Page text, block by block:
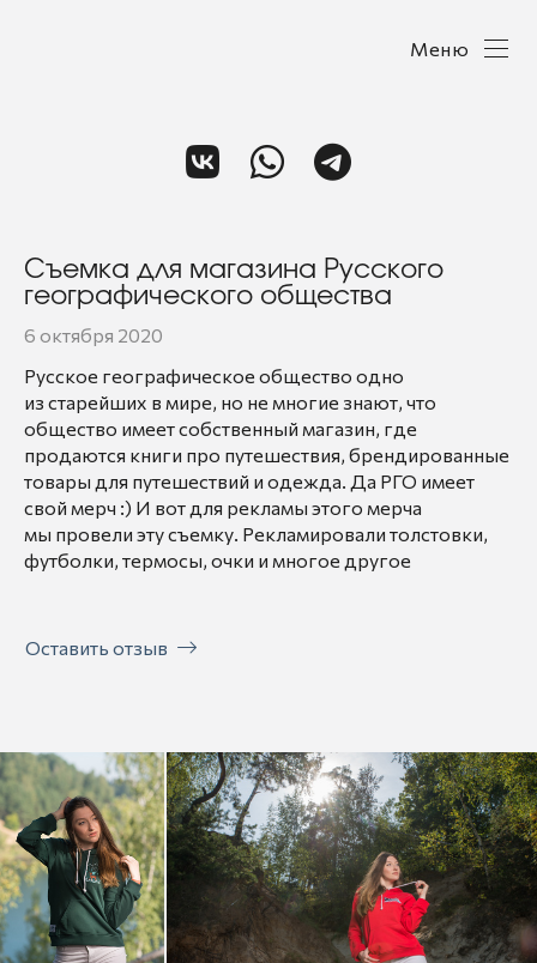
Меню
Съемка для магазина Русского
географического общества
6 октября 2020
Русское географическое общество одно
из старейших в мире, но не многие знают, что
общество имеет собственный магазин, где
продаются книги про путешествия, брендированные
товары для путешествий и одежда. Да РГО имеет
свой мерч :) И вот для рекламы этого мерча
мы провели эту съемку. Рекламировали толстовки,
футболки, термосы, очки и многое другое
Оставить отзыв